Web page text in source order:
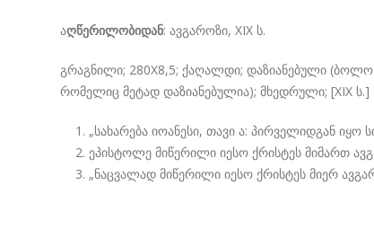
აღწერილობიდან: ავგაროზი, XIX ს.
გრაგნილი; 280X8,5; ქაღალდი; დაზიანებული (ბოლო
რომელიც მეტად დაზიანებულია); მხედრული; [XIX ს.]
„სახარება იოანესი, თავი ა: პირველიდგან იყო
ეპისტოლე მიწერილი იესო ქრისტეს მიმართ
„ნაცვალად მიწერილი იესო ქრისტეს მიერ